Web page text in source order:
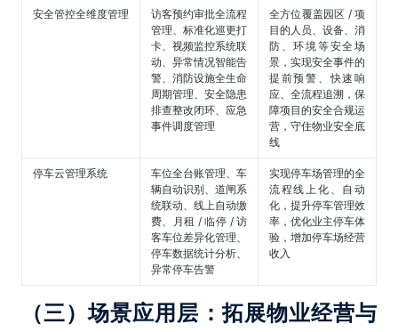
安全管控全维度管理
访客预约审批全流程
管理、标准化巡更打
卡、视频监控系统联
动、异常情况智能告
警、消防设施全生命
周期管理、安全隐患
排查整改闭环、应急
事件调度管理
全方位覆盖园区 / 项
目的人员、设备、消
防、环境等安全场
景，实现安全事件的
提前预警、快速响
应、全流程追溯，保
障项目的安全合规运
营，守住物业安全底
线
停车云管理系统
车位全台账管理、车
辆自动识别、道闸系
统联动、线上自动缴
费、月租 / 临停 / 访
客车位差异化管理、
停车数据统计分析、
异常停车告警
实现停车场管理的全
流程线上化、自动
化，提升停车管理效
率，优化业主停车体
验，增加停车场经营
收入
（三）场景应用层：拓展物业经营与